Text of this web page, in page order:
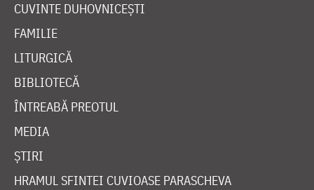
CUVINTE DUHOVNICEȘTI
FAMILIE
LITURGICĂ
BIBLIOTECĂ
ÎNTREABĂ PREOTUL
MEDIA
ȘTIRI
HRAMUL SFINTEI CUVIOASE PARASCHEVA